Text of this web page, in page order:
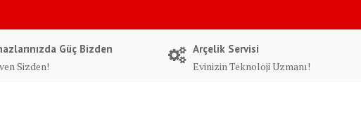
Güç Bizden
Sizden!
Arçelik Servisi
Evinizin Teknoloji Uzmanı!